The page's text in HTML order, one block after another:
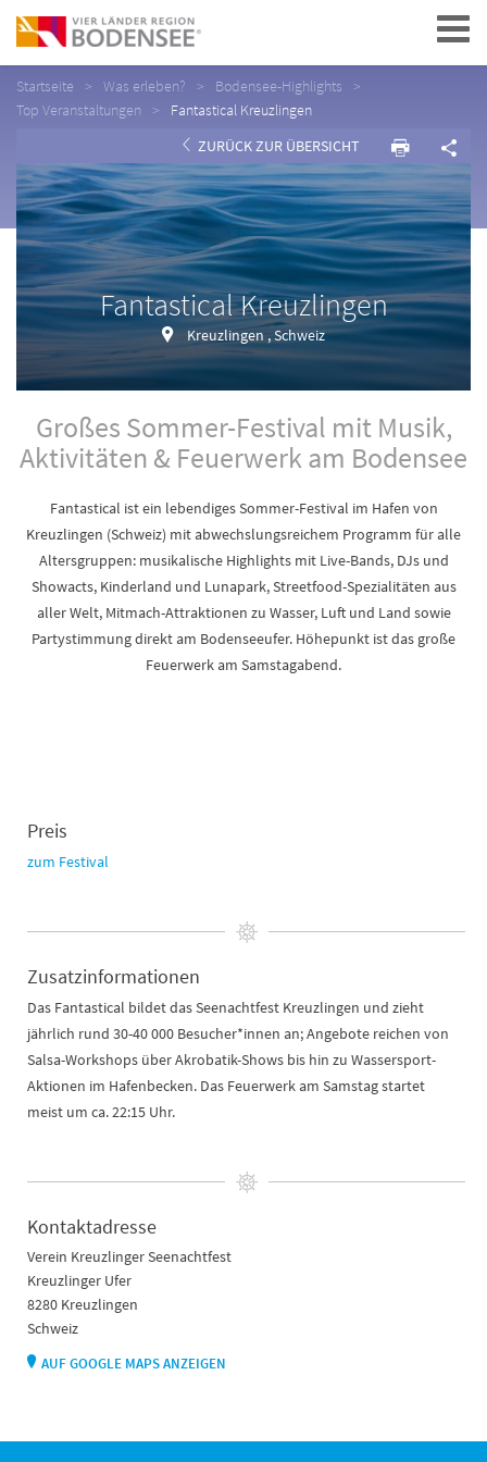
Navigation
Startseite Was erleben?
Bodensee-Highlights
Top Veranstaltungen
Fantastical Kreuzlingen
ZURÜCK ZUR ÜBERSICHT
Fantastical Kreuzlingen
Kreuzlingen , Schweiz
Großes Sommer-Festival mit Musik,
Aktivitäten & Feuerwerk am Bodensee
Fantastical ist ein lebendiges Sommer-Festival im Hafen von
Kreuzlingen (Schweiz) mit abwechslungsreichem Programm für alle
Altersgruppen: musikalische Highlights mit Live-Bands, DJs und
Showacts, Kinderland und Lunapark, Streetfood-Spezialitäten aus
aller Welt, Mitmach-Attraktionen zu Wasser, Luft und Land sowie
Partystimmung direkt am Bodenseeufer. Höhepunkt ist das große
Feuerwerk am Samstagabend.
Preis
zum Festival
Zusatzinformationen
Das Fantastical bildet das Seenachtfest Kreuzlingen und zieht
jährlich rund 30-40 000 Besucher*innen an; Angebote reichen von
Salsa-Workshops über Akrobatik-Shows bis hin zu Wassersport-
Aktionen im Hafenbecken. Das Feuerwerk am Samstag startet
meist um ca. 22:15 Uhr.
Kontaktadresse
Verein Kreuzlinger Seenachtfest
Kreuzlinger Ufer
8280 Kreuzlingen
Schweiz
AUF GOOGLE MAPS ANZEIGEN